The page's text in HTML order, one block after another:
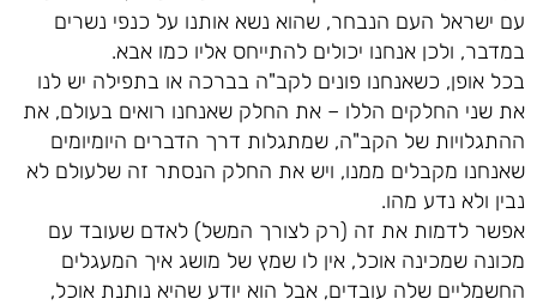
עם ישראל העם הנבחר, שהוא נשא אותנו על כנפי נשרים
במדבר, ולכן אנחנו יכולים להתייחס אליו כמו אבא.
בכל אופן, כשאנחנו פונים לקב"ה בברכה או בתפילה יש לנו
את שני החלקים הללו – את החלק שאנחנו רואים בעולם, את
ההתגלויות של הקב"ה, שמתגלות דרך הדברים היומיומים
שאנחנו מקבלים ממנו, ויש את החלק הנסתר זה שלעולם לא
נבין ולא נדע מהו.
אפשר לדמות את זה (רק לצורך המשל) לאדם שעובד עם
מכונה שמכינה אוכל, אין לו שמץ של מושג איך המעגלים
החשמליים שלה עובדים, אבל הוא יודע שהיא נותנת אוכל,